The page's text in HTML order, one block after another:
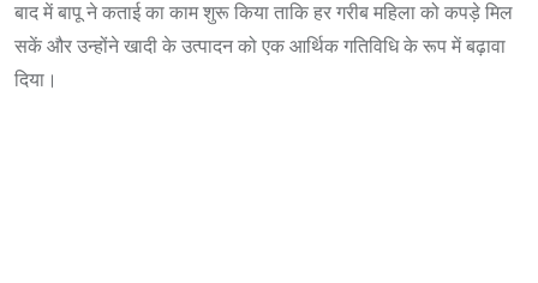
बाद में बापू ने कताई का काम शुरू किया ताकि हर गरीब महिला को कपड़े मिल
सकें और उन्होंने खादी के उत्पादन को एक आर्थिक गतिविधि के रूप में बढ़ावा
दिया।